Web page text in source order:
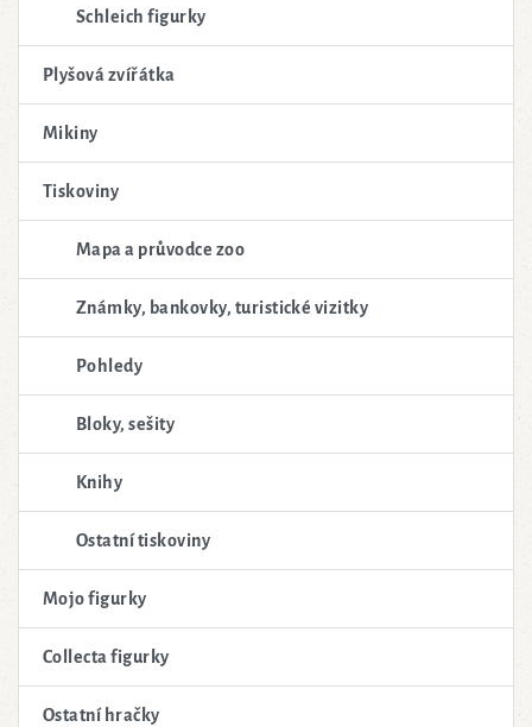
Schleich figurky
Plyšová zvířátka
Mikiny
Tiskoviny
Mapa a průvodce zoo
Známky, bankovky, turistické vizitky
Pohledy
Bloky, sešity
Knihy
Ostatní tiskoviny
Mojo figurky
Collecta figurky
Ostatní hračky